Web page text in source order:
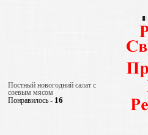
Постный новогодний салат с
соевым мясом
Понравилось - 16